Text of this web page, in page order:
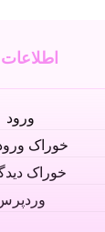
اطلاعات
ورود
خوراک
خوراک